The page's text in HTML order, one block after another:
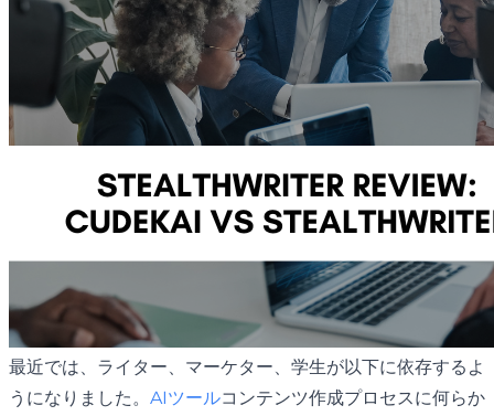
最近では、ライター、マーケター、学生が以下に依存するよ
うになりました。 AIツールコンテンツ作成プロセスに何らか